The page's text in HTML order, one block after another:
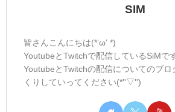
SIM
皆さんこんにちは(*‘ω‘ *)
YoutubeとTwitchで配信しているSiMで
YoutubeとTwitchの配信についてのブロ
くりしていってください(*''▽'')